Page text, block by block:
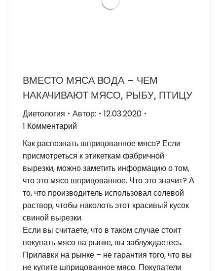
ВМЕСТО МЯСА ВОДА – ЧЕМ
НАКАЧИВАЮТ МЯСО, РЫБУ, ПТИЦУ
Диетология Автор:
12.03.2020
1 Комментарий
Как распознать шприцованное мясо? Если
присмотреться к этикеткам фабричной
вырезки, можно заметить информацию о том,
что это мясо шприцованное. Что это значит? А
то, что производитель использовал солевой
раствор, чтобы наколоть этот красивый кусок
свиной вырезки.
Если вы считаете, что в таком случае стоит
покупать мясо на рынке, вы заблуждаетесь.
Прилавки на рынке – не гарантия того, что вы
не купите шприцованное мясо. Покупатели